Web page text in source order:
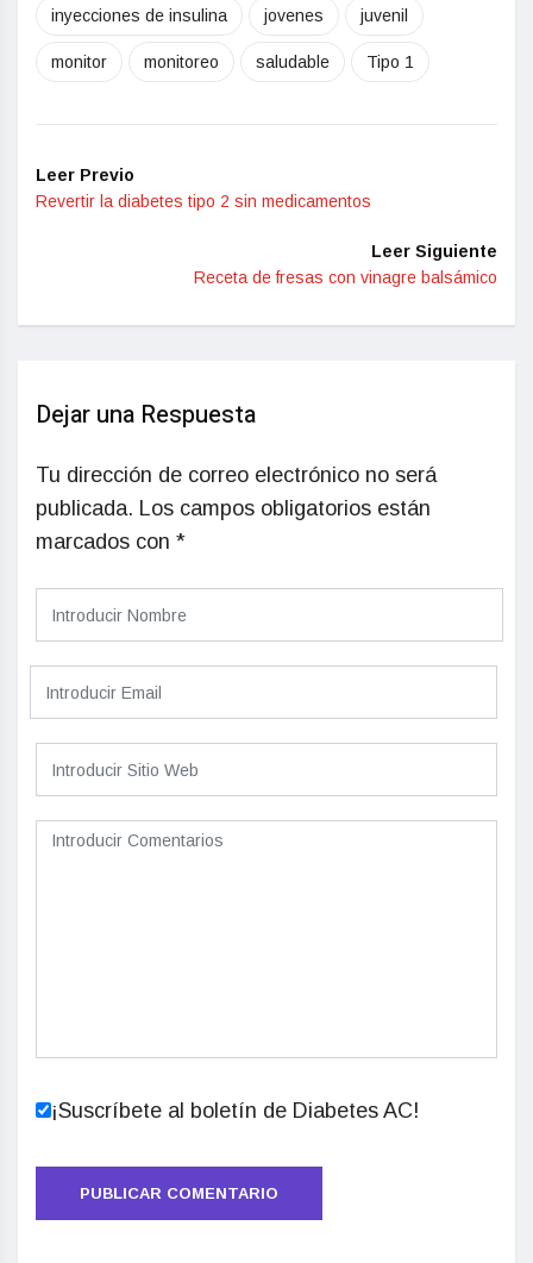
inyecciones de insulina jovenes juvenil
monitor monitoreo saludable Tipo 1
Leer Previo
Revertir la diabetes tipo 2 sin medicamentos
Leer Siguiente
Receta de fresas con vinagre balsámico
Dejar una Respuesta
Tu dirección de correo electrónico no será
publicada. Los campos obligatorios están
marcados con *
¡Suscríbete al boletín de Diabetes AC!